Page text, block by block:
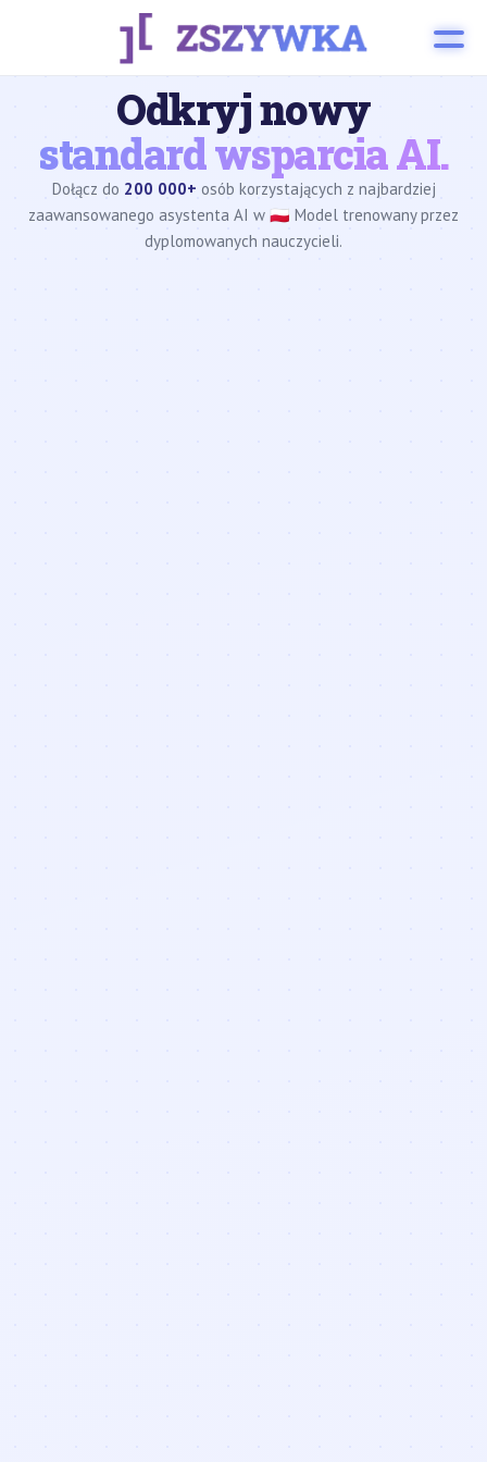
Odkryj nowy
standard wsparcia AI.
Dołącz do 200 000+ osób korzystających z najbardziej
zaawansowanego asystenta AI w 🇵🇱 Model trenowany przez
dyplomowanych nauczycieli.